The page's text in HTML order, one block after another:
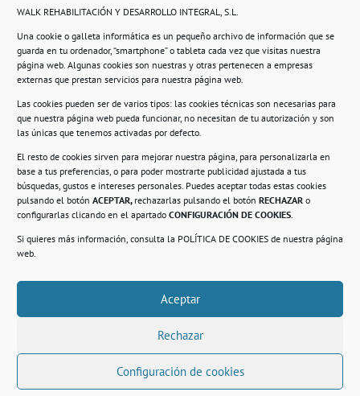
WALK REHABILITACIÓN Y DESARROLLO INTEGRAL, S.L.
Una cookie o galleta informática es un pequeño archivo de información que se
guarda en tu ordenador, “smartphone” o tableta cada vez que visitas nuestra
página web. Algunas cookies son nuestras y otras pertenecen a empresas
externas que prestan servicios para nuestra página web.
Las cookies pueden ser de varios tipos: las cookies técnicas son necesarias para
que nuestra página web pueda funcionar, no necesitan de tu autorización y son
las únicas que tenemos activadas por defecto.
El resto de cookies sirven para mejorar nuestra página, para personalizarla en
base a tus preferencias, o para poder mostrarte publicidad ajustada a tus
búsquedas, gustos e intereses personales. Puedes aceptar todas estas cookies
pulsando el botón ACEPTAR, rechazarlas pulsando el botón RECHAZAR o
configurarlas clicando en el apartado CONFIGURACIÓN DE COOKIES.
Si quieres más información, consulta la POLÍTICA DE COOKIES de nuestra página
web.
Aceptar
Rechazar
Configuración de cookies
Información
Compromiso con la protección de datos
Política de Cookies.
© 2021. Realizado en el Centro de Rehabilitación